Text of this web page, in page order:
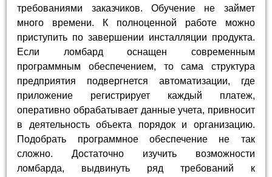
требованиями заказчиков. Обучение не займет
много времени. К полноценной работе можно
приступить по завершении инсталляции продукта.
Если ломбард оснащен современным
программным обеспечением, то сама структура
предприятия подвергнется автоматизации, где
приложение регистрирует каждый платеж,
оперативно обрабатывает данные учета, привносит
в деятельность объекта порядок и организацию.
Подобрать программное обеспечение не так
сложно. Достаточно изучить возможности
ломбарда, выдвинуть ряд требований к